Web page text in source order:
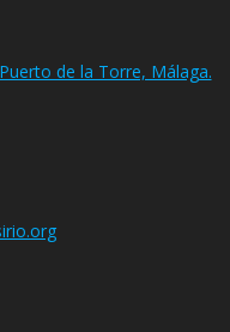
de la Torre, Málaga.